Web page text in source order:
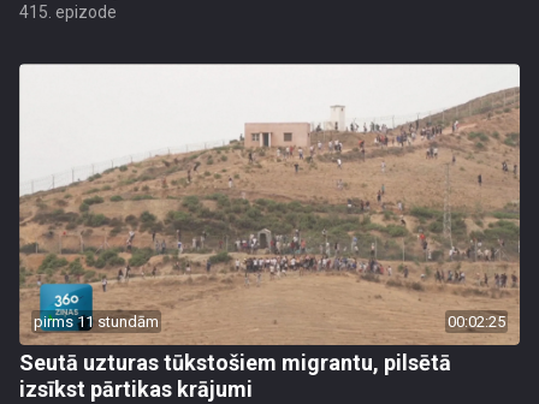
415. epizode
pirms 11 stundām 00:02:25
Seutā uzturas tūkstošiem migrantu, pilsētā
izsīkst pārtikas krājumi